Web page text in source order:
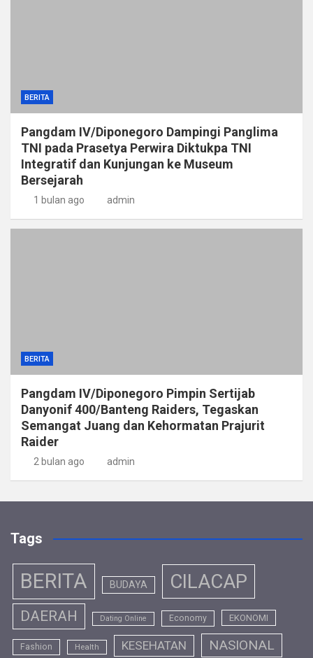
BERITA
Pangdam IV/Diponegoro Dampingi Panglima
TNI pada Prasetya Perwira Diktukpa TNI
Integratif dan Kunjungan ke Museum
Bersejarah
1 bulan ago admin
BERITA
Pangdam IV/Diponegoro Pimpin Sertijab
Danyonif 400/Banteng Raiders, Tegaskan
Semangat Juang dan Kehormatan Prajurit
Raider
2 bulan ago admin
Tags
BERITA BUDAYA CILACAP
DAERAH Dating Online Economy EKONOMI
Fashion Health KESEHATAN NASIONAL